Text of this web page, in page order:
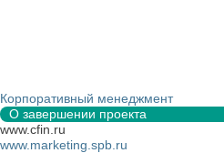
Корпоративный менеджмент
О завершении проекта
www.cfin.ru
www.marketing.spb.ru